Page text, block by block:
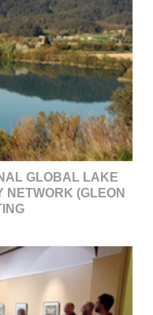
GLOBAL LAKE
NETWORK (GLEON